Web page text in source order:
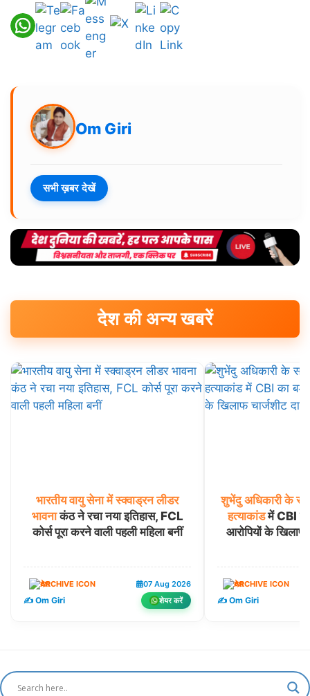
Om Giri
सभी ख़बर देखें
देश की अन्य खबरें
भारतीय वायु सेना में स्क्वाड्रन लीडर
भावनाकंठ ने रचा नया इतिहास, FCL
कोर्स पूरा करने वाली पहली महिला बनीं
देश 07 Aug 2026
✍️ Om Giri शेयर करें
शुभेंदु अधिकारी के
हत्याकांडमें CBI
आरोपियों के खिलाफ
देश
✍️ Om Giri